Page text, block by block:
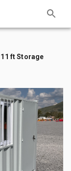
ft Storage